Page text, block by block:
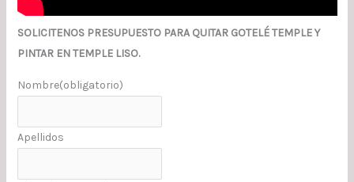
SOLICITENOS PRESUPUESTO PARA QUITAR GOTELÉ TEMPLE Y
PINTAR EN TEMPLE LISO.
Nombre(obligatorio)
Apellidos